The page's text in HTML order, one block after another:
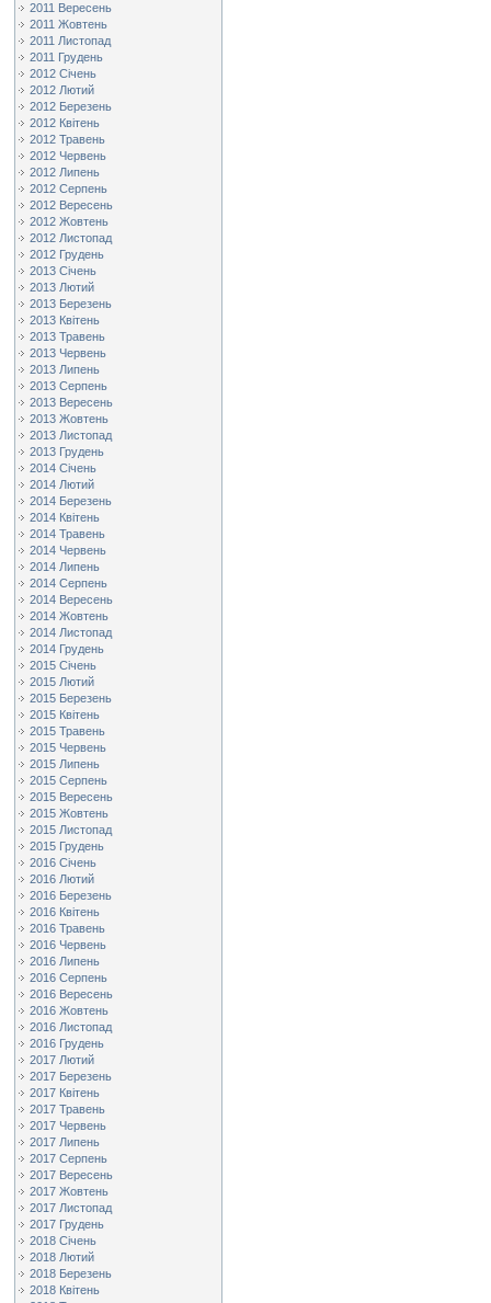
2011 Вересень
2011 Жовтень
2011 Листопад
2011 Грудень
2012 Січень
2012 Лютий
2012 Березень
2012 Квітень
2012 Травень
2012 Червень
2012 Липень
2012 Серпень
2012 Вересень
2012 Жовтень
2012 Листопад
2012 Грудень
2013 Січень
2013 Лютий
2013 Березень
2013 Квітень
2013 Травень
2013 Червень
2013 Липень
2013 Серпень
2013 Вересень
2013 Жовтень
2013 Листопад
2013 Грудень
2014 Січень
2014 Лютий
2014 Березень
2014 Квітень
2014 Травень
2014 Червень
2014 Липень
2014 Серпень
2014 Вересень
2014 Жовтень
2014 Листопад
2014 Грудень
2015 Січень
2015 Лютий
2015 Березень
2015 Квітень
2015 Травень
2015 Червень
2015 Липень
2015 Серпень
2015 Вересень
2015 Жовтень
2015 Листопад
2015 Грудень
2016 Січень
2016 Лютий
2016 Березень
2016 Квітень
2016 Травень
2016 Червень
2016 Липень
2016 Серпень
2016 Вересень
2016 Жовтень
2016 Листопад
2016 Грудень
2017 Лютий
2017 Березень
2017 Квітень
2017 Травень
2017 Червень
2017 Липень
2017 Серпень
2017 Вересень
2017 Жовтень
2017 Листопад
2017 Грудень
2018 Січень
2018 Лютий
2018 Березень
2018 Квітень